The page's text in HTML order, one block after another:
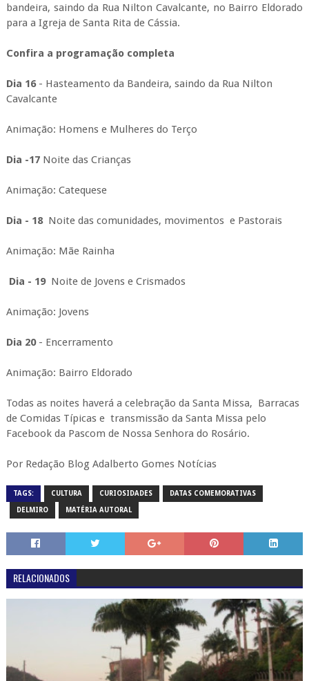
bandeira, saindo da Rua Nilton Cavalcante, no Bairro Eldorado
para a Igreja de Santa Rita de Cássia.
Confira a programação completa
Dia 16- Hasteamento da Bandeira, saindo da Rua Nilton
Cavalcante
Animação: Homens e Mulheres do Terço
Dia -17Noite das Crianças
Animação: Catequese
Dia - 18 Noite das comunidades, movimentos e Pastorais
Animação: Mãe Rainha
Dia - 19 Noite de Jovens e Crismados
Animação: Jovens
Dia 20- Encerramento
Animação: Bairro Eldorado
Todas as noites haverá a celebração da Santa Missa, Barracas
de Comidas Típicas e transmissão da Santa Missa pelo
Facebook da Pascom de Nossa Senhora do Rosário.
Por Redação Blog Adalberto Gomes Notícias
TAGS: CULTURA CURIOSIDADES DATAS COMEMORATIVAS
DELMIRO MATÉRIA AUTORAL
RELACIONADOS